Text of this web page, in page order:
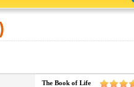
The Book of Life